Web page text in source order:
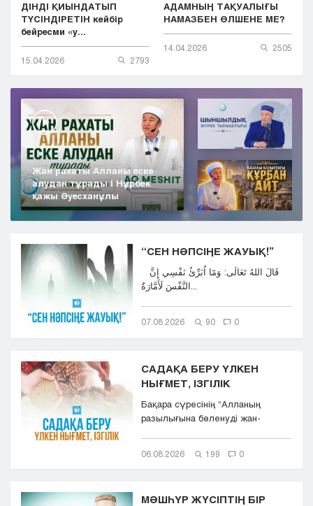
ДІНДІ ҚИЫНДАТЫП
ТҮСІНДІРЕТІН кейбір
бейресми «у...
15.04.2026 2793
АДАМНЫҢ ТАҚУАЛЫҒЫ
НАМАЗБЕН ӨЛШЕНЕ МЕ?
14.04.2026 2505
Жан рахаты Алланы еске
алудан тұрады | Нұрбек
қажы Әуесханұлы
“СЕН НӘПСІҢЕ ЖАУЫҚ!”
07.08.2026 90 0
САДАҚА БЕРУ ҮЛКЕН
НЫҒМЕТ, ІЗГІЛІК
Бақара сүресінің “Aлланың
разылығына бөленуді жан-
06.08.2026 199 0
МӘШҺҮР ЖҮСІПТІҢ БІР